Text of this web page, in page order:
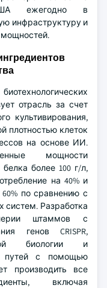
ежегодно в
инфраструктуру и
отрасль за счет
культивирования,
плотностью клеток
на основе ИИ.
мощности
более 100 г/л,
на 40% и
по сравнению с
Разработка
штаммов с
генов CRISPR,
биологии и
путей с помощью
производить все
включая